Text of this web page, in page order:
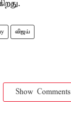
விஜய்
Show Comments